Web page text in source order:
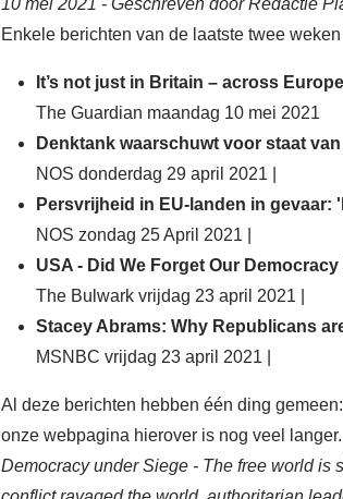
10 mei 2021 - Geschreven door Redactie
Enkele berichten van de laatste twee
It’s not just in Britain – across
The Guardian maandag 10 mei 2021
Denktank waarschuwt voor staat
NOS donderdag 29 april 2021 |
Persvrijheid in EU-landen in
NOS zondag 25 April 2021 |
USA - Did We Forget Our
The Bulwark vrijdag 23 april 2021 |
Stacey Abrams: Why Republicans
MSNBC vrijdag 23 april 2021 |
Al deze berichten hebben één ding
onze webpagina hierover is nog veel
Democracy under Siege - The free world is